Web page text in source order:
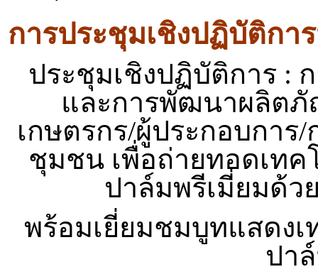
การประชุมเชิงปฏิบัติกา
ประชุมเชิงปฏิบัติการ :
และการพัฒนาผลิต
เกษตรกร/ผู้ประกอบกา
ชุมชน เพื่อถ่ายทอดเท
ปาล์มพรีเมี่ยมด้ว
พร้อมเยี่ยมชมบูทแสดง
ปา